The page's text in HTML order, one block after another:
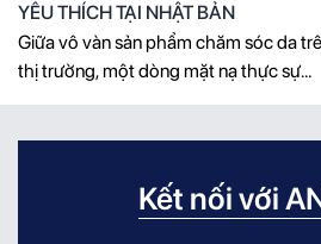
YÊU THÍCH TẠI NHẬT BẢN
Giữa vô vàn sản phẩm chăm sóc da
thị trường, một dòng mặt nạ thực sự
thuyết phục người dùng không chỉ cần
cầu của làn da. POSH KOSH tạo dấu
bằng cách kết hợp [...]Kết nối với